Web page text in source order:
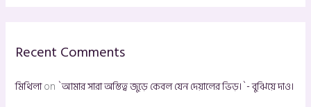
f
Recent Comments
মিথিলাon `আমার সারা অস্তিত্ব জুড়ে কেবল যেন দেয়ালের ভিড়।`- বুঝিয়ে দাও।